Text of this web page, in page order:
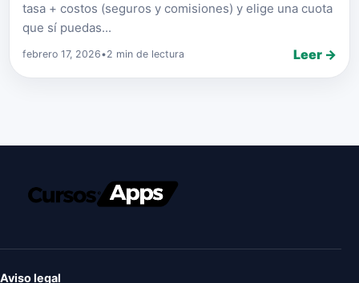
tasa + costos (seguros y comisiones) y elige una cuota
que sí puedas...
febrero 17, 2026•2 min de lectura Leer →
Aviso legal